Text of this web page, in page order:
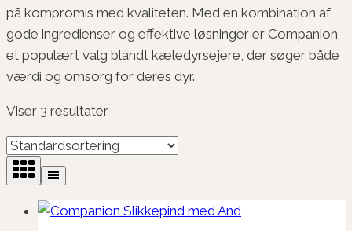
på kompromis med kvaliteten. Med en kombination af
gode ingredienser og effektive løsninger er Companion
et populært valg blandt kæledyrsejere, der søger både
værdi og omsorg for deres dyr.
Viser 3 resultater